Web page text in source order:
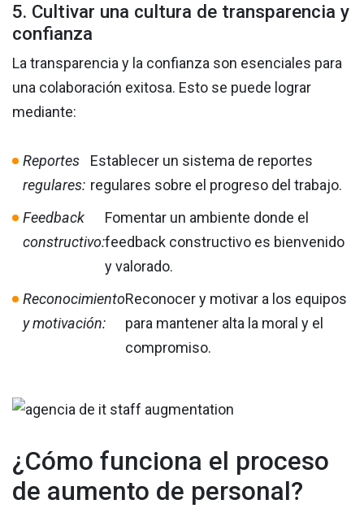
5. Cultivar una cultura de transparencia y
confianza
La transparencia y la confianza son esenciales para
una colaboración exitosa. Esto se puede lograr
mediante:
Reportes
regulares:
Establecer un sistema de reportes
regulares sobre el progreso del trabajo.
Feedback
constructivo:
Fomentar un ambiente donde el
feedback constructivo es bienvenido
y valorado.
Reconocimiento
y motivación:
Reconocer y motivar a los equipos
para mantener alta la moral y el
compromiso.
¿Cómo funciona el proceso
de aumento de personal?